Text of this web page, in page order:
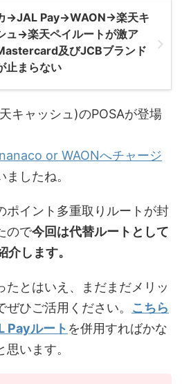
→JAL Pay→WAON→楽天キ
ュ→楽天ペイルートが激ア
及びJCBブランド
止まらない
キャッシュ)のPOSAが登場
or WAONへチャージ
したね。
ポイント多重取りルートが封
ので今回は代替ルートとして
します。
たとはいえ、まだまだメリッ
ぜひご活用ください。 こちら
Payルート を併用すればかな
います。